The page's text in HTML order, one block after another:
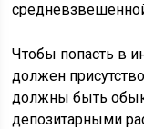
Чтобы попасть в
должен
должны быть
депозитарными